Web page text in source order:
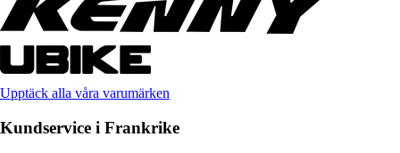
Upptäck alla våra varumärken
Kundservice i Frankrike